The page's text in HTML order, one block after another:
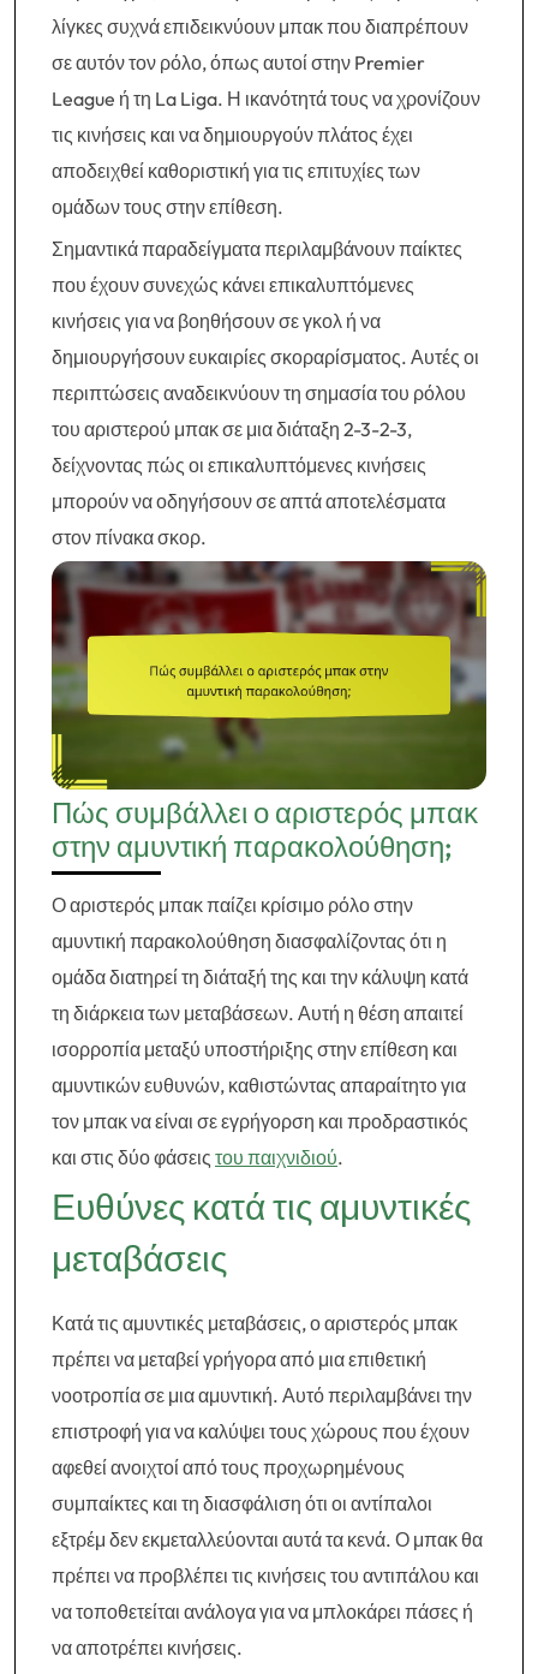
λίγκες συχνά επιδεικνύουν μπακ που διαπρέπουν
σε αυτόν τον ρόλο, όπως αυτοί στην Premier
League ή τη La Liga. Η ικανότητά τους να χρονίζουν
τις κινήσεις και να δημιουργούν πλάτος έχει
αποδειχθεί καθοριστική για τις επιτυχίες των
ομάδων τους στην επίθεση.
Σημαντικά παραδείγματα περιλαμβάνουν παίκτες
που έχουν συνεχώς κάνει επικαλυπτόμενες
κινήσεις για να βοηθήσουν σε γκολ ή να
δημιουργήσουν ευκαιρίες σκοραρίσματος. Αυτές οι
περιπτώσεις αναδεικνύουν τη σημασία του ρόλου
του αριστερού μπακ σε μια διάταξη 2-3-2-3,
δείχνοντας πώς οι επικαλυπτόμενες κινήσεις
μπορούν να οδηγήσουν σε απτά αποτελέσματα
στον πίνακα σκορ.
Πώς συμβάλλει ο αριστερός μπακ
στην αμυντική παρακολούθηση;
Ο αριστερός μπακ παίζει κρίσιμο ρόλο στην
αμυντική παρακολούθηση διασφαλίζοντας ότι η
ομάδα διατηρεί τη διάταξή της και την κάλυψη κατά
τη διάρκεια των μεταβάσεων. Αυτή η θέση απαιτεί
ισορροπία μεταξύ υποστήριξης στην επίθεση και
αμυντικών ευθυνών, καθιστώντας απαραίτητο για
τον μπακ να είναι σε εγρήγορση και προδραστικός
και στις δύο φάσεις του παιχνιδιού.
Ευθύνες κατά τις αμυντικές
μεταβάσεις
Κατά τις αμυντικές μεταβάσεις, ο αριστερός μπακ
πρέπει να μεταβεί γρήγορα από μια επιθετική
νοοτροπία σε μια αμυντική. Αυτό περιλαμβάνει την
επιστροφή για να καλύψει τους χώρους που έχουν
αφεθεί ανοιχτοί από τους προχωρημένους
συμπαίκτες και τη διασφάλιση ότι οι αντίπαλοι
εξτρέμ δεν εκμεταλλεύονται αυτά τα κενά. Ο μπακ θα
πρέπει να προβλέπει τις κινήσεις του αντιπάλου και
να τοποθετείται ανάλογα για να μπλοκάρει πάσες ή
να αποτρέπει κινήσεις.